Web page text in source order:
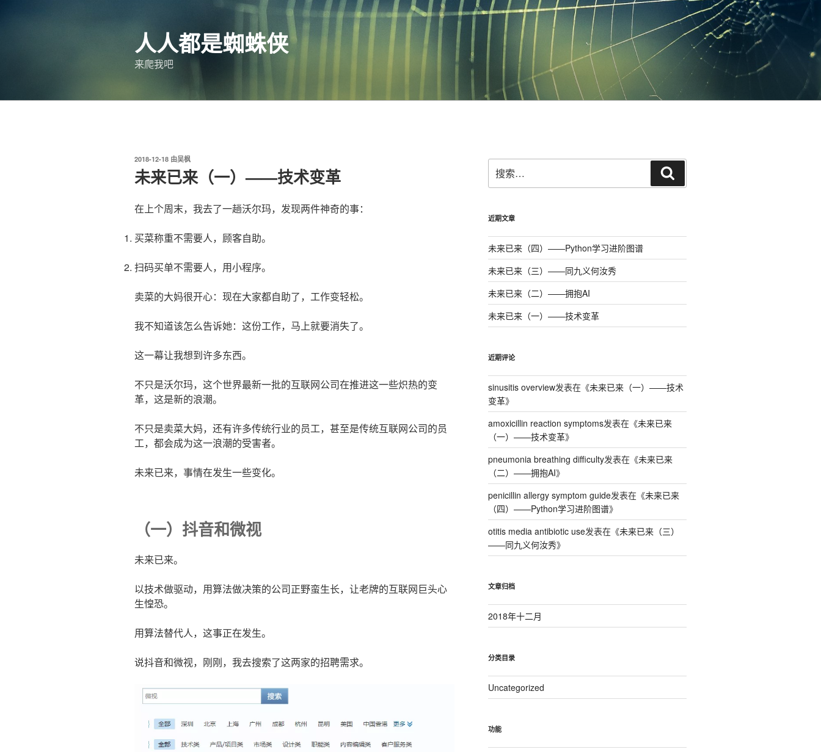
人人都是蜘蛛侠
来爬我吧
发
于
2018-12-18 由吴枫
未来已来（一）——技术变革
在上个周末，我去了一趟沃尔玛，发现两件神奇的事：
买菜称重不需要人，顾客自助。
扫码买单不需要人，用小程序。
卖菜的大妈很开心：现在大家都自助了，工作变轻松。
我不知道该怎么告诉她：这份工作，马上就要消失了。
这一幕让我想到许多东西。
不只是沃尔玛，这个世界最新一批的互联网公司在推进这一些炽热的变
革，这是新的浪潮。
不只是卖菜大妈，还有许多传统行业的员工，甚至是传统互联网公司的员
工，都会成为这一浪潮的受害者。
未来已来，事情在发生一些变化。
（一）抖音和微视
未来已来。
以技术做驱动，用算法做决策的公司正野蛮生长，让老牌的互联网巨头心
生惶恐。
用算法替代人，这事正在发生。
说抖音和微视，刚刚，我去搜索了这两家的招聘需求。
索：
索
近期文章
未来已来（四）——Python学习进阶图谱
未来已来（三）——同九义何汝秀
未来已来（二）——拥抱AI
未来已来（一）——技术变革
近期评论
sinusitis overview发表在《未来已来（一）——技术
变革》
amoxicillin reaction symptoms发表在《未来已来
（一）——技术变革》
pneumonia breathing difficulty发表在《未来已来
（二）——拥抱AI》
penicillin allergy symptom guide发表在《未来已来
（四）——Python学习进阶图谱》
otitis media antibiotic use发表在《未来已来（三）
——同九义何汝秀》
文章归档
2018年十二月
分类目录
Uncategorized
功能